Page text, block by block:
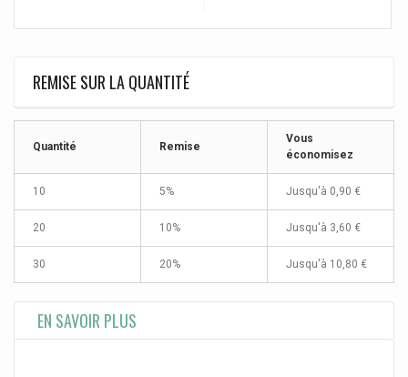
REMISE SUR LA QUANTITÉ
Quantité Remise
Vous
économisez
10 5% Jusqu'à 0,90 €
20 10% Jusqu'à 3,60 €
30 20% Jusqu'à 10,80 €
EN SAVOIR PLUS